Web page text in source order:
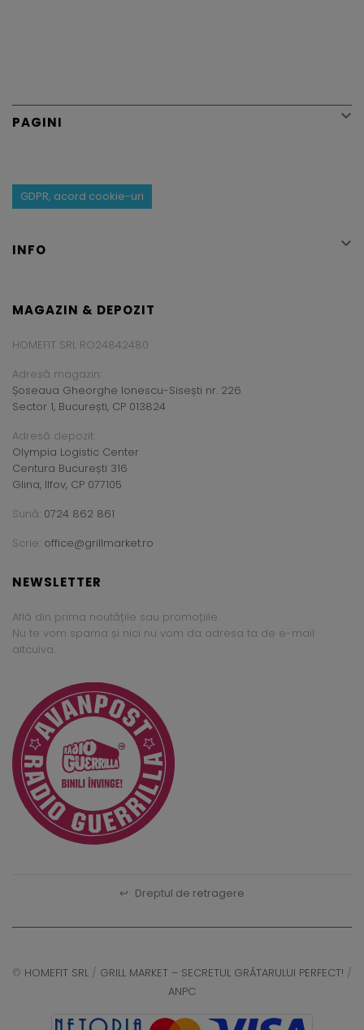
PAGINI 
GDPR, acord cookie-uri
INFO 
MAGAZIN & DEPOZIT
HOMEFIT SRL RO24842480
Adresă magazin:
Șoseaua Gheorghe Ionescu-Sisești nr. 226
Sector 1, București, CP 013824
Adresă depozit:
Olympia Logistic Center
Centura București 316
Glina, Ilfov, CP 077105
Sună: 0724 862 861
Scrie: office@grillmarket.ro
NEWSLETTER
Află din prima noutățile sau promoțiile.
Nu te vom spama și nici nu vom da adresa ta de e-mail
altcuiva.
↩ Dreptul de retragere
© HOMEFIT SRL / GRILL MARKET – SECRETUL GRĂTARULUI PERFECT! /
ANPC